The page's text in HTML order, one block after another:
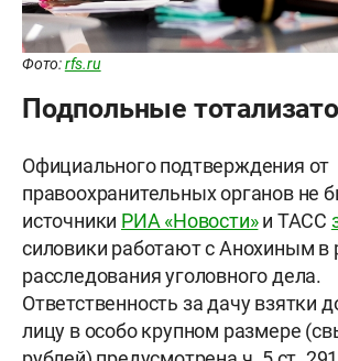
Фото:rfs.ru
Подпольные
Официального подтверждения от
правоохранительных органов не
источники РИА «Новости»и ТАСС
силовики работают с Анохиным в
расследования уголовного дела.
Ответственность за дачу взятки
лицу в особо крупном размере